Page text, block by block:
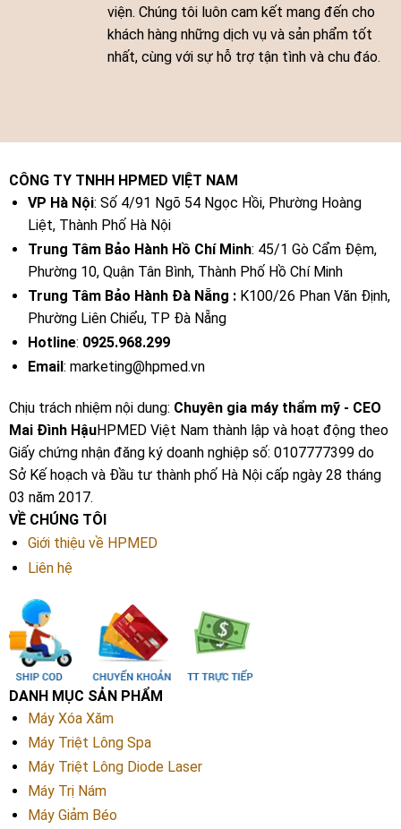
viện. Chúng tôi luôn cam kết mang đến cho
khách hàng những dịch vụ và sản phẩm tốt
nhất, cùng với sự hỗ trợ tận tình và chu đáo.
CÔNG TY TNHH HPMED VIỆT NAM
VP Hà Nội: Số 4/91 Ngõ 54 Ngọc Hồi, Phường Hoàng
Liệt, Thành Phố Hà Nội
Trung Tâm Bảo Hành Hồ Chí Minh: 45/1 Gò Cẩm Đệm,
Phường 10, Quận Tân Bình, Thành Phố Hồ Chí Minh
Trung Tâm Bảo Hành Đà Nẵng :K100/26 Phan Văn Định,
Phường Liên Chiểu, TP Đà Nẵng
Hotline: 0925.968.299
Email : marketing@hpmed.vn
Chịu trách nhiệm nội dung: Chuyên gia máy thẩm mỹ - CEO
Mai Đình HậuHPMED Việt Nam thành lập và hoạt động theo
Giấy chứng nhận đăng ký doanh nghiệp số: 0107777399 do
Sở Kế hoạch và Đầu tư thành phố Hà Nội cấp ngày 28 tháng
03 năm 2017.
VỀ CHÚNG TÔI
Giới thiệu về HPMED
Liên hệ
DANH MỤC SẢN PHẨM
Máy Xóa Xăm
Máy Triệt Lông Spa
Máy Triệt Lông Diode Laser
Máy Trị Nám
Máy Giảm Béo